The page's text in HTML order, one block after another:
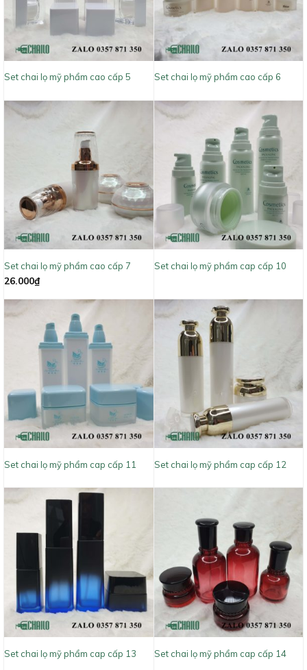
Set chai lọ mỹ phẩm cao cấp 5 Set chai lọ mỹ phẩm cao cấp 6
Set chai lọ mỹ phẩm cao cấp 7
26.000₫
Set chai lọ mỹ phẩm cap cấp 10
Set chai lọ mỹ phẩm cap cấp 11 Set chai lọ mỹ phẩm cap cấp 12
Set chai lọ mỹ phẩm cap cấp 13 Set chai lọ mỹ phẩm cap cấp 14